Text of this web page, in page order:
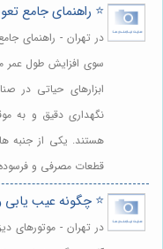
⭐️ راهنمای جامع
در تهران - راهنمای
سوی افزایش طول عمر
ابزارهای حیاتی در
نگهداری دقیق و به
هستند. یکی از جنبه
قطعات مصرفی و
⭐️ چگونه عیب یابی
در تهران - موتورهای